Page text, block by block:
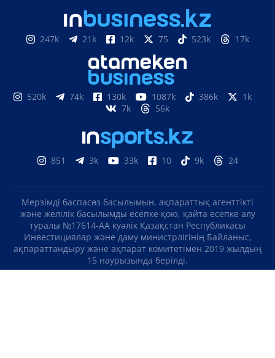
247k 21k 12k 75 523k 17k
520k 74k 130k 1087k 386k
1k
7k
56k
851 3k 33k 10 9k 24
Мерзімді баспасөз басылымын, ақпараттық агенттікті
және желілік басылымды есепке қою, қайта есепке алу
туралы №17614-АА куәлік Қазақстан Республикасы
Инвестициялар және даму министрлігінің Байланыс,
ақпараттандыру және ақпарат комитетімен 2019 жылдың
15 наурызында берілді.